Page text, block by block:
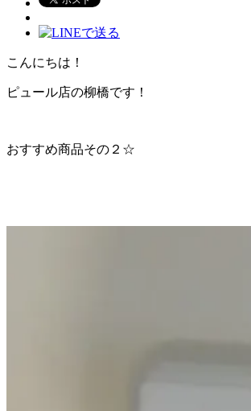
こんにちは！
ピュール店の柳橋です！
おすすめ商品その２☆